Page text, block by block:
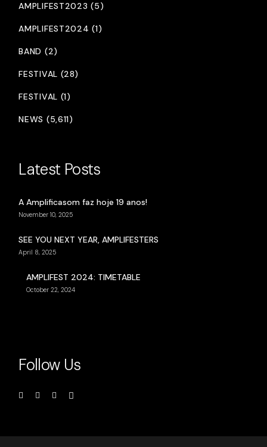
AMPLIFEST2023 (5)
AMPLIFEST2024 (1)
BAND (2)
FESTIVAL (28)
FESTIVAL (1)
NEWS (5,611)
Latest Posts
A Amplificasom faz hoje 19 anos!
November 10, 2025
SEE YOU NEXT YEAR, AMPLIFESTERS
April 8, 2025
AMPLIFEST 2024: TIMETABLE
October 22, 2024
Follow Us